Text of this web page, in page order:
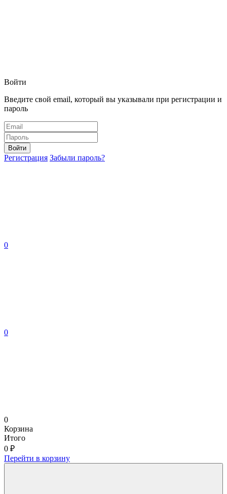
Войти
Введите свой email, который вы указывали при регистрации и
пароль
Войти
Регистрация Забыли пароль?
0
0
0
Корзина
Итого
0 ₽
Перейти в корзину